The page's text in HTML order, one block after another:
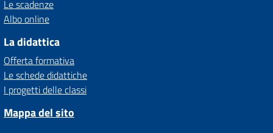
Le scadenze
Albo online
La didattica
Offerta formativa
Le schede didattiche
I progetti delle classi
Mappa del sito